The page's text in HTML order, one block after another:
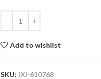
Add to wishlist
SKU: IXI-610768